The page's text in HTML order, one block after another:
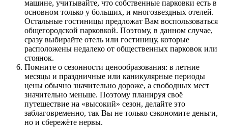
машине, учитывайте, что собственные парковки есть в
основном только у больших, и многозвездных отелей.
Остальные гостиницы предложат Вам воспользоваться
общегородской парковкой. Поэтому, в данном случае,
сразу выбирайте отель или гостиницу, которые
расположены недалеко от общественных парковок или
стоянок.
Помните о сезонности ценообразования: в летние
месяцы и праздничные или каникулярные периоды
цены обычно значительно дороже, а свободных мест
значительно меньше. Поэтому планируя своё
путешествие на «высокий» сезон, делайте это
заблаговременно, так Вы не только сэкономите деньги,
но и сбережёте нервы.